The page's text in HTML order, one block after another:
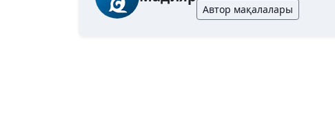
Автор мақалалары